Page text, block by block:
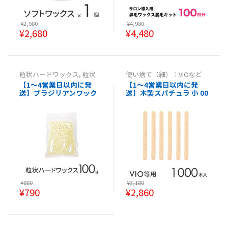
¥2,680
¥2,980
¥4,480
¥4,980
粒状ハードワックス,粒状
ハードワックス
【1～4営業日以内に発
送】ブラジリアンワック
毛(鼻毛ワックス)として
も大人気 【50g×2袋でお
¥790
¥880
使い捨て（細）：VIOなど
向け,使い捨て（細）：VIO
等向け,使い捨て（細）：VI
O等向け,使い捨て（細）：
【1～4営業日以内に発
送】木製スパチュラ 小 00
パチュラブラジリアンワ
¥2,860
¥3,180